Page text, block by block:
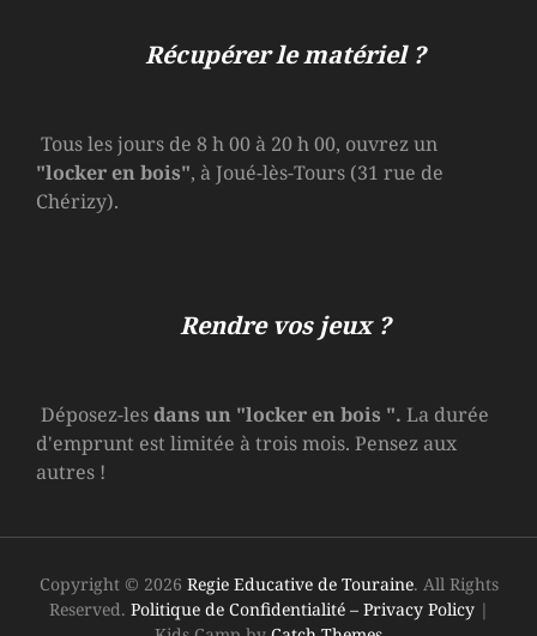
Récupérer le matériel ?
Tous les jours de 8 h 00 à 20 h 00, ouvrez un
"locker en bois", à Joué-lès-Tours (31 rue de
Chérizy).
Rendre vos jeux ?
Déposez-lesdans un "locker en bois ". La durée
d'emprunt est limitée à trois mois. Pensez aux
autres !
Copyright © 2026 Regie Educative de Touraine. All Rights
Reserved. Politique de Confidentialité – Privacy Policy|